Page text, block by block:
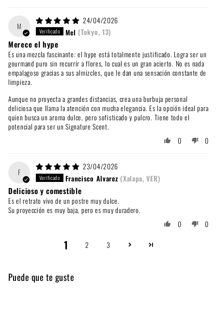
M
24/04/2026
Mel (Tokyo, 13)
Merece el hype
Es una mezcla fascinante: el hype está totalmente justificado. Logra ser un
gourmand puro sin recurrir a flores, lo cual es un gran acierto. No es nada
empalagoso gracias a sus almizcles, que le dan una sensación constante de
limpieza.
Aunque no proyecta a grandes distancias, crea una burbuja personal
deliciosa que llama la atención con mucha elegancia. Es la opción ideal para
quien busca un aroma dulce, pero sofisticado y pulcro. Tiene todo el
potencial para ser un Signature Scent.
0
0
F
23/04/2026
Francisco Alvarez (Xalapa, VER)
Delicioso y comestible
Es el retrato vivo de un postre muy dulce.
Su proyección es muy baja, pero es muy duradero.
0
0
1 2 3
Puede que te guste